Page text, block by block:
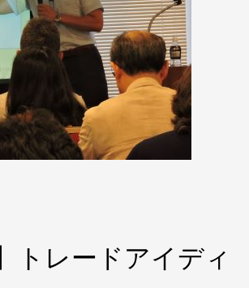
トレードアイディ